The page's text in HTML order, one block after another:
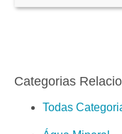
Categorias
Todas